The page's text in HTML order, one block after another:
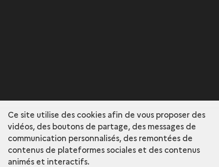
Ce site utilise des cookies afin de vous proposer des
vidéos, des boutons de partage, des messages de
communication personnalisés, des remontées de
contenus de plateformes sociales et des contenus
animés et interactifs.